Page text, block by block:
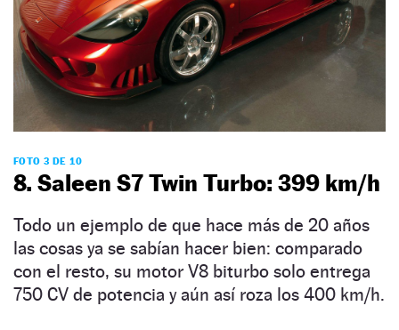
FOTO 3 DE 10
8. Saleen S7 Twin Turbo: 399 km/h
Todo un ejemplo de que hace más de 20 años
las cosas ya se sabían hacer bien: comparado
con el resto, su motor V8 biturbo solo entrega
750 CV de potencia y aún así roza los 400 km/h.